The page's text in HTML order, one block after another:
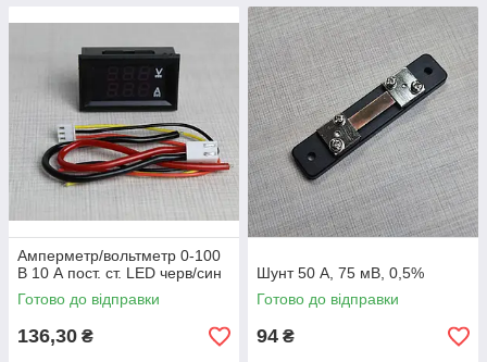
Амперметр/вольтметр 0-100
В 10 А пост. ст. LED черв/син
Готово до відправки
136,30 ₴
Шунт 50 А, 75 мВ, 0,5%
Готово до відправки
94 ₴